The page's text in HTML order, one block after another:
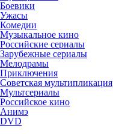
Боевики
Ужасы
Комедии
Музыкальное кино
Российские сериалы
Зарубежные сериалы
Мелодрамы
Приключения
Советская мультипликация
Мультсериалы
Российское кино
Анимэ
DVD